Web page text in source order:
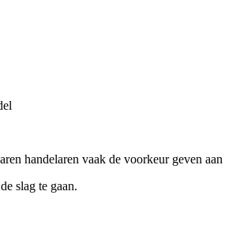
handelaren vaak de voorkeur geven aan
slag te gaan.